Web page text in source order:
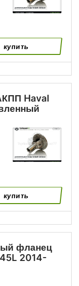
купить
Haval
купить
фланец
2014-